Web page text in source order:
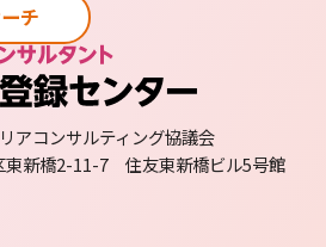
アコンサルティング協議会
新橋2-11-7 住友東新橋ビル5号館
チ